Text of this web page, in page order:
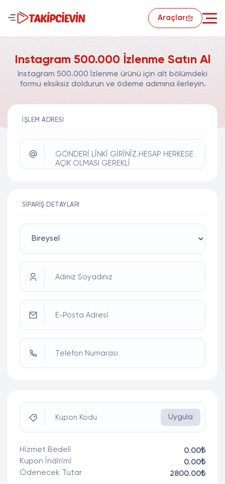
Araçlar
Instagram 500.000 İzlenme Satın Al
Instagram 500.000 İzlenme ürünü için alt bölümdeki
formu eksiksiz doldurun ve ödeme adımına ilerleyin.
İŞLEM ADRESI
GÖNDERİ LİNKİ GİRİNİZ.HESAP HERKESE
AÇIK OLMASI GEREKLİ
SIPARIŞ DETAYLARI
Adınız Soyadınız
E-Posta Adresi
Telefon Numarası
Kupon Kodu Uygula
Hizmet Bedeli
0.00₺
Kupon İndirimi
0.00₺
Ödenecek Tutar
2800.00₺